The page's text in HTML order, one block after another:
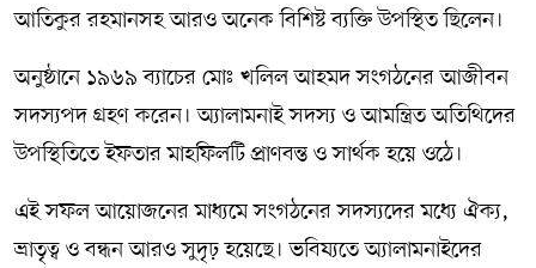
আতিকুর রহমানসহ আরও অনেক বিশিষ্ট ব্যক্তি উপস্থিত ছিলেন।
অনুষ্ঠানে ১৯৬৯ ব্যাচের মোঃ খলিল আহমদ সংগঠনের আজীবন
সদস্যপদ গ্রহণ করেন। অ্যালামনাই সদস্য ও আমন্ত্রিত অতিথিদের
উপস্থিতিতে ইফতার মাহফিলটি প্রাণবন্ত ও সার্থক হয়ে ওঠে।
এই সফল আয়োজনের মাধ্যমে সংগঠনের সদস্যদের মধ্যে ঐক্য,
ভ্রাতৃত্ব ও বন্ধন আরও সুদৃঢ় হয়েছে। ভবিষ্যতে অ্যালামনাইদের